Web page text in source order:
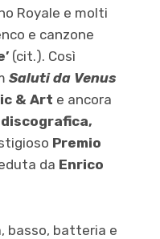
Royale e molti
e canzone
(cit.). Così
Saluti da Venus
& Art e ancora
Premio
da Enrico
basso, batteria e